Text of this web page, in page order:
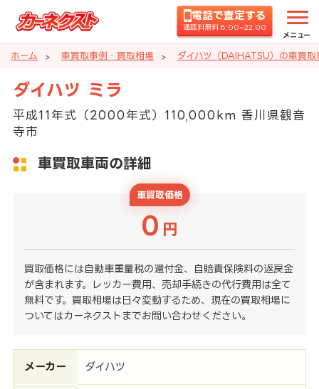
電話で査定する
通話料無料 8:00~22:00
メニュー
ホーム 車買取事例・買取相場 ダイハツ（DAIHATSU）の車買
ダイハツ ミラ
平成11年式（2000年式）110,000km 香川県観音
寺市
車買取車両の詳細
車買取価格
0 円
買取価格には自動車重量税の還付金、自賠責保険料の返戻金
が含まれます。レッカー費用、売却手続きの代行費用は全て
無料です。買取相場は日々変動するため、現在の買取相場に
ついてはカーネクストまでお問い合わせください。
メーカー ダイハツ